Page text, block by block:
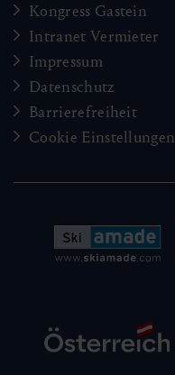
Kongress Gastein
Intranet Vermieter
Impressum
Datenschutz
Barrierefreiheit
Cookie Einstellungen